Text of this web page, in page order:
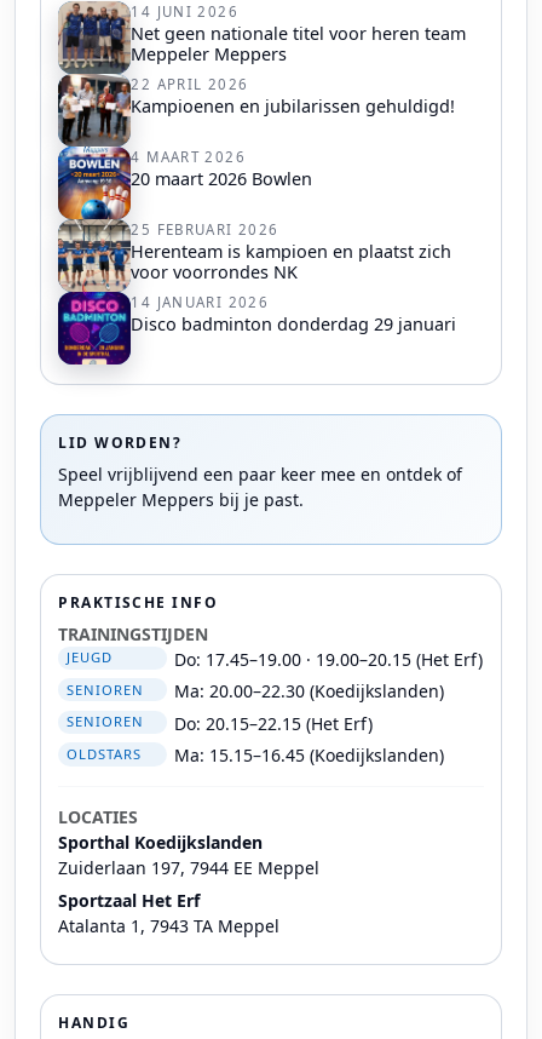
14 JUNI 2026
Net geen nationale titel voor heren team
Meppeler Meppers
22 APRIL 2026
Kampioenen en jubilarissen gehuldigd!
4 MAART 2026
20 maart 2026 Bowlen
25 FEBRUARI 2026
Herenteam is kampioen en plaatst zich
voor voorrondes NK
14 JANUARI 2026
Disco badminton donderdag 29 januari
LID WORDEN?
Speel vrijblijvend een paar keer mee en ontdek of
Meppeler Meppers bij je past.
PRAKTISCHE INFO
TRAININGSTIJDEN
JEUGD Do: 17.45–19.00 · 19.00–20.15 (Het Erf)
SENIOREN Ma: 20.00–22.30 (Koedijkslanden)
SENIOREN Do: 20.15–22.15 (Het Erf)
OLDSTARS Ma: 15.15–16.45 (Koedijkslanden)
LOCATIES
Sporthal Koedijkslanden
Zuiderlaan 197, 7944 EE Meppel
Sportzaal Het Erf
Atalanta 1, 7943 TA Meppel
HANDIG